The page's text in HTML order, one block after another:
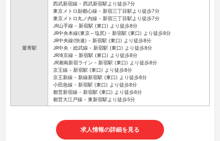
最寄駅
西武新宿線 - 西武新宿駅より徒歩7分
東京メトロ副都心線 - 新宿三丁目駅より徒歩7分
東京メトロ丸ノ内線 - 新宿三丁目駅より徒歩7分
JR山手線 - 新宿駅 (東口) より徒歩8分
JR中央本線(東京～塩尻) - 新宿駅 (東口) より徒歩8分
JR中央線(快速) - 新宿駅 (東口) より徒歩8分
JR中央・総武線 - 新宿駅 (東口) より徒歩8分
JR埼京線 - 新宿駅 (東口) より徒歩8分
JR湘南新宿ライン - 新宿駅 (東口) より徒歩8分
京王線 - 新宿駅 (東口) より徒歩8分
京王新線 - 新線新宿駅 (東口) より徒歩8分
小田急線 - 新宿駅 (東口) より徒歩8分
都営新宿線 - 新宿駅 (東口) より徒歩6分
都営大江戸線 - 東新宿駅より徒歩5分
求人情報の詳細を見る